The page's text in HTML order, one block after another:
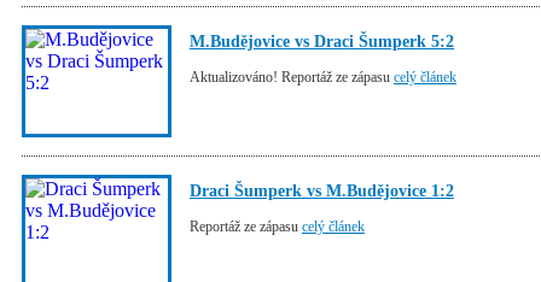
M.Budějovice vs Draci Šumperk 5:2
Aktualizováno! Reportáž ze zápasu celý článek
Draci Šumperk vs M.Budějovice 1:2
Reportáž ze zápasu celý článek